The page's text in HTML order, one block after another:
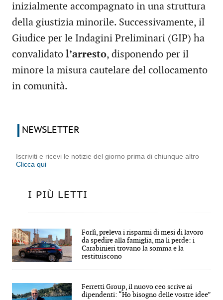
inizialmente accompagnato in una struttura
della giustizia minorile. Successivamente, il
Giudice per le Indagini Preliminari (GIP) ha
convalidato l’arresto, disponendo per il
minore la misura cautelare del collocamento
in comunità.
NEWSLETTER
Iscriviti e ricevi le notizie del giorno prima di chiunque altro
Clicca qui
I PIÙ LETTI
Forlì, preleva i risparmi di mesi di lavoro
da spedire alla famiglia, ma li perde: i
Carabinieri trovano la somma e la
restituiscono
Ferretti Group, il nuovo ceo scrive ai
dipendenti: “Ho bisogno delle vostre idee”